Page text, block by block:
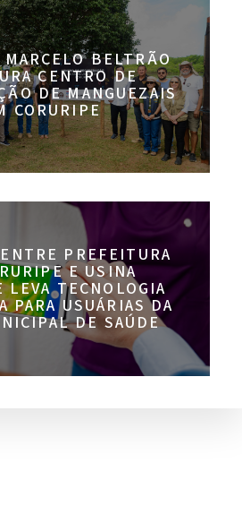
BELTRÃO
CENTRO DE
DE MANGUEZAIS
CORURIPE
PREFEITURA
E USINA
LEVA TECNOLOGIA
PARA USUÁRIAS DA
DE SAÚDE